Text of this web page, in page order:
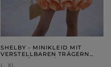
SHELBY - MINIKLEID MIT
VERSTELLBAREN TRÄGERN
L
XL